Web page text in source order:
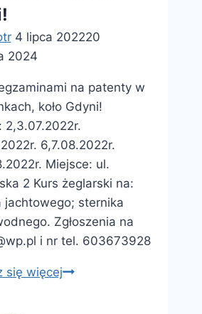
4 lipca 202220
2024
na patenty w
koło Gdyni!
2,3.07.2022r.
6,7.08.2022r.
Miejsce: ul.
2 Kurs żeglarski na:
jachtowego; sternika
Zgłoszenia na
i nr tel. 603673928
się więcejKursy